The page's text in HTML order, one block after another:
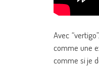
Avec
comme une
comme si je